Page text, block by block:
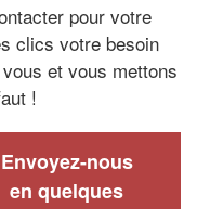
pour votre
clics votre besoin
et vous mettons
!
Envoyez-nous
en quelques